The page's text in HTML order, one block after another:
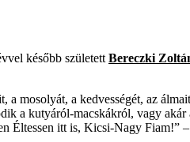
később született Bereczki
a mosolyát, a kedvességét, az
a kutyáról-macskákról, vagy
itt is, Kicsi-Nagy Fiam!”